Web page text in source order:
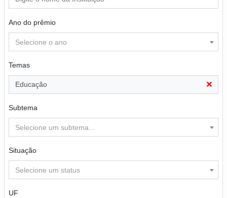
Ano do prêmio
Selecione o ano
Temas
Educação
Subtema
Selecione um subtema...
Situação
Selecione um status
UF